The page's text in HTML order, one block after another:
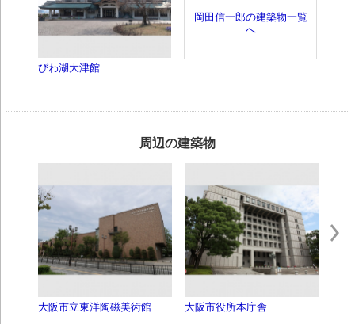
びわ湖大津館
岡田信一郎の建築物一覧
へ
周辺の建築物
大阪市立東洋陶磁美術館 大阪市役所本庁舎